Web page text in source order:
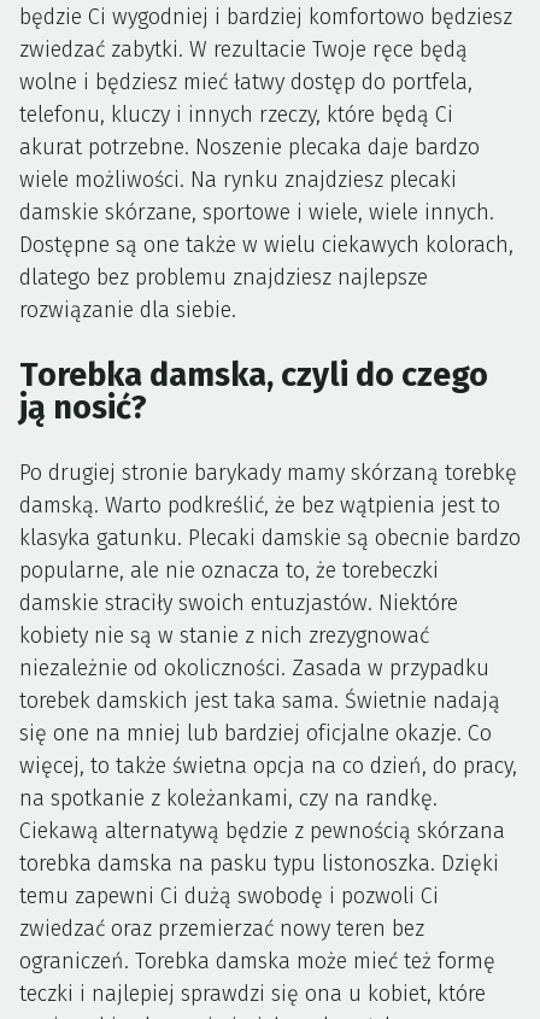
będzie Ci wygodniej i bardziej komfortowo będziesz
zwiedzać zabytki. W rezultacie Twoje ręce będą
wolne i będziesz mieć łatwy dostęp do portfela,
telefonu, kluczy i innych rzeczy, które będą Ci
akurat potrzebne. Noszenie plecaka daje bardzo
wiele możliwości. Na rynku znajdziesz plecaki
damskie skórzane, sportowe i wiele, wiele innych.
Dostępne są one także w wielu ciekawych kolorach,
dlatego bez problemu znajdziesz najlepsze
rozwiązanie dla siebie.
Torebka damska, czyli do czego
ją nosić?
Po drugiej stronie barykady mamy skórzaną torebkę
damską. Warto podkreślić, że bez wątpienia jest to
klasyka gatunku. Plecaki damskie są obecnie bardzo
popularne, ale nie oznacza to, że torebeczki
damskie straciły swoich entuzjastów. Niektóre
kobiety nie są w stanie z nich zrezygnować
niezależnie od okoliczności. Zasada w przypadku
torebek damskich jest taka sama. Świetnie nadają
się one na mniej lub bardziej oficjalne okazje. Co
więcej, to także świetna opcja na co dzień, do pracy,
na spotkanie z koleżankami, czy na randkę.
Ciekawą alternatywą będzie z pewnością skórzana
torebka damska na pasku typu listonoszka. Dzięki
temu zapewni Ci dużą swobodę i pozwoli Ci
zwiedzać oraz przemierzać nowy teren bez
ograniczeń. Torebka damska może mieć też formę
teczki i najlepiej sprawdzi się ona u kobiet, które